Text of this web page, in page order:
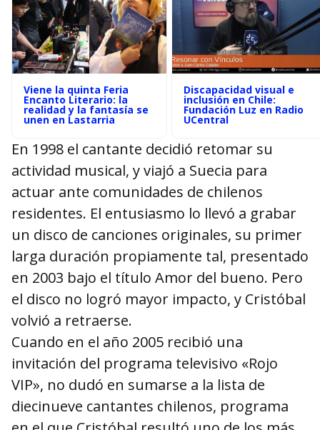
Viene la quinta Feria
Encanto Literario: la
realidad y la fantasía se
unen en Lastarria
Discapacidad visual e
inclusión en Chile:
Fundación Luz en Radio
UCentral
En 1998 el cantante decidió retomar su
actividad musical, y viajó a Suecia para
actuar ante comunidades de chilenos
residentes. El entusiasmo lo llevó a grabar
un disco de canciones originales, su primer
larga duración propiamente tal, presentado
en 2003 bajo el título Amor del bueno. Pero
el disco no logró mayor impacto, y Cristóbal
volvió a retraerse.
Cuando en el año 2005 recibió una
invitación del programa televisivo «Rojo
VIP», no dudó en sumarse a la lista de
diecinueve cantantes chilenos, programa